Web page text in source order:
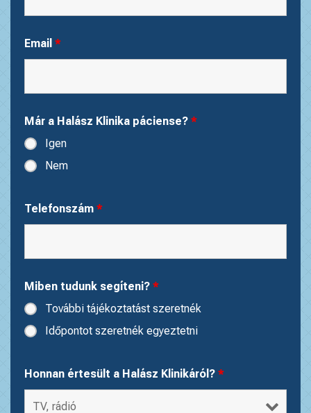
Email *
Már a Halász Klinika páciense? *
Igen
Nem
Telefonszám *
Miben tudunk segíteni? *
További tájékoztatást szeretnék
Időpontot szeretnék egyeztetni
Honnan értesült a Halász Klinikáról? *